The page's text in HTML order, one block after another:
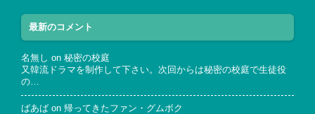
最新のコメント
名無し on 秘密の校庭
又韓流ドラマを制作して下さい。次回からは秘密の校庭で生徒役
の…
ばあば on 帰ってきたファン・グムボク